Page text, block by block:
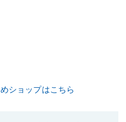
めショップはこちら